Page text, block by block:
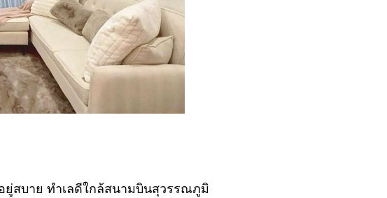
สบาย ทำเลดีใกล้สนามบินสุวรรณภูมิ